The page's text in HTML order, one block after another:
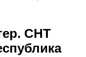
СНТ